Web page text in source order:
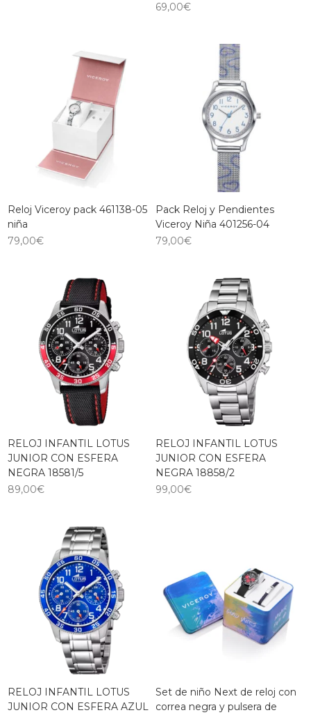
69,00€
Reloj Viceroy pack 461138-05
niña
79,00€
Pack Reloj y Pendientes
Viceroy Niña 401256-04
79,00€
RELOJ INFANTIL LOTUS
JUNIOR CON ESFERA
NEGRA 18581/5
89,00€
RELOJ INFANTIL LOTUS
JUNIOR CON ESFERA
NEGRA 18858/2
99,00€
RELOJ INFANTIL LOTUS
JUNIOR CON ESFERA AZUL
Set de niño Next de reloj con
correa negra y pulsera de